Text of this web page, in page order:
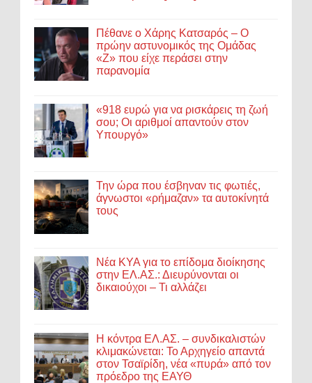
Πέθανε ο Χάρης Κατσαρός – Ο
πρώην αστυνομικός της Ομάδας
«Ζ» που είχε περάσει στην
παρανομία
«918 ευρώ για να ρισκάρεις τη ζωή
σου; Οι αριθμοί απαντούν στον
Υπουργό»
Την ώρα που έσβηναν τις φωτιές,
άγνωστοι «ρήμαζαν» τα αυτοκίνητά
τους
Νέα ΚΥΑ για το επίδομα διοίκησης
στην ΕΛ.ΑΣ.: Διευρύνονται οι
δικαιούχοι – Τι αλλάζει
Η κόντρα ΕΛ.ΑΣ. – συνδικαλιστών
κλιμακώνεται: Το Αρχηγείο απαντά
στον Τσαϊρίδη, νέα «πυρά» από τον
πρόεδρο της ΕΑΥΘ